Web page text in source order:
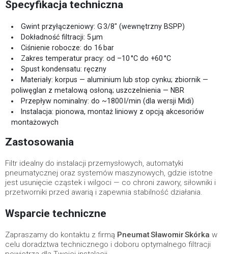
Specyfikacja techniczna
Gwint przyłączeniowy: G 3/8″ (wewnętrzny BSPP)
Dokładność filtracji: 5 µm
Ciśnienie robocze: do 16 bar
Zakres temperatur pracy: od –10 °C do +60 °C
Spust kondensatu: ręczny
Materiały: korpus — aluminium lub stop cynku; zbiornik —
poliwęglan z metalową osłoną; uszczelnienia — NBR
Przepływ nominalny: do ~1800 l/min (dla wersji Midi)
Instalacja: pionowa, montaż liniowy z opcją akcesoriów
montażowych
Zastosowania
Filtr idealny do instalacji przemysłowych, automatyki
pneumatycznej oraz systemów maszynowych, gdzie istotne
jest usunięcie cząstek i wilgoci — co chroni zawory, siłowniki i
przetworniki przed awarią i zapewnia stabilność działania.
Wsparcie techniczne
Zapraszamy do kontaktu z firmą Pneumat Sławomir Skórka w
celu doradztwa technicznego i doboru optymalnego filtracji